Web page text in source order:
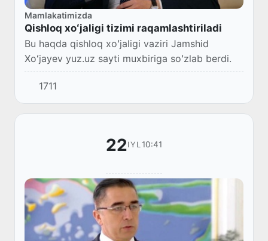
Mamlakatimizda
Qishloq xoʻjaligi tizimi raqamlashtiriladi
Bu haqda qishloq xoʻjaligi vaziri Jamshid
Xoʻjayev yuz.uz sayti muxbiriga soʻzlab berdi.
1711
22IYL 10:41